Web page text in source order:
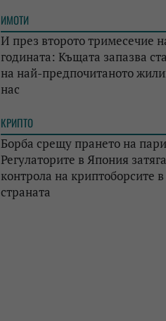
ИМОТИ
И през второто тримесечие
годината: Къщата запазва
на най-предпочитаното
нас
КРИПТО
Борба срещу прането на
Регулаторите в Япония
контрола на криптоборсите в
страната